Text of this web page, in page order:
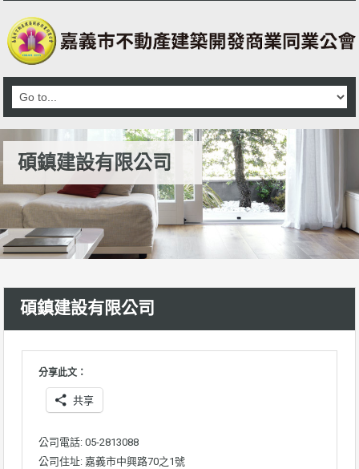
碩鎮建設有限公司
碩鎮建設有限公司
分享此文：
共享
公司電話: 05-2813088
公司住址: 嘉義市中興路70之1號